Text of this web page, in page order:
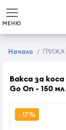
МЕНЮ
Начало / ГРИЖА
Вакса за
Go On - 150 мл
- 17%